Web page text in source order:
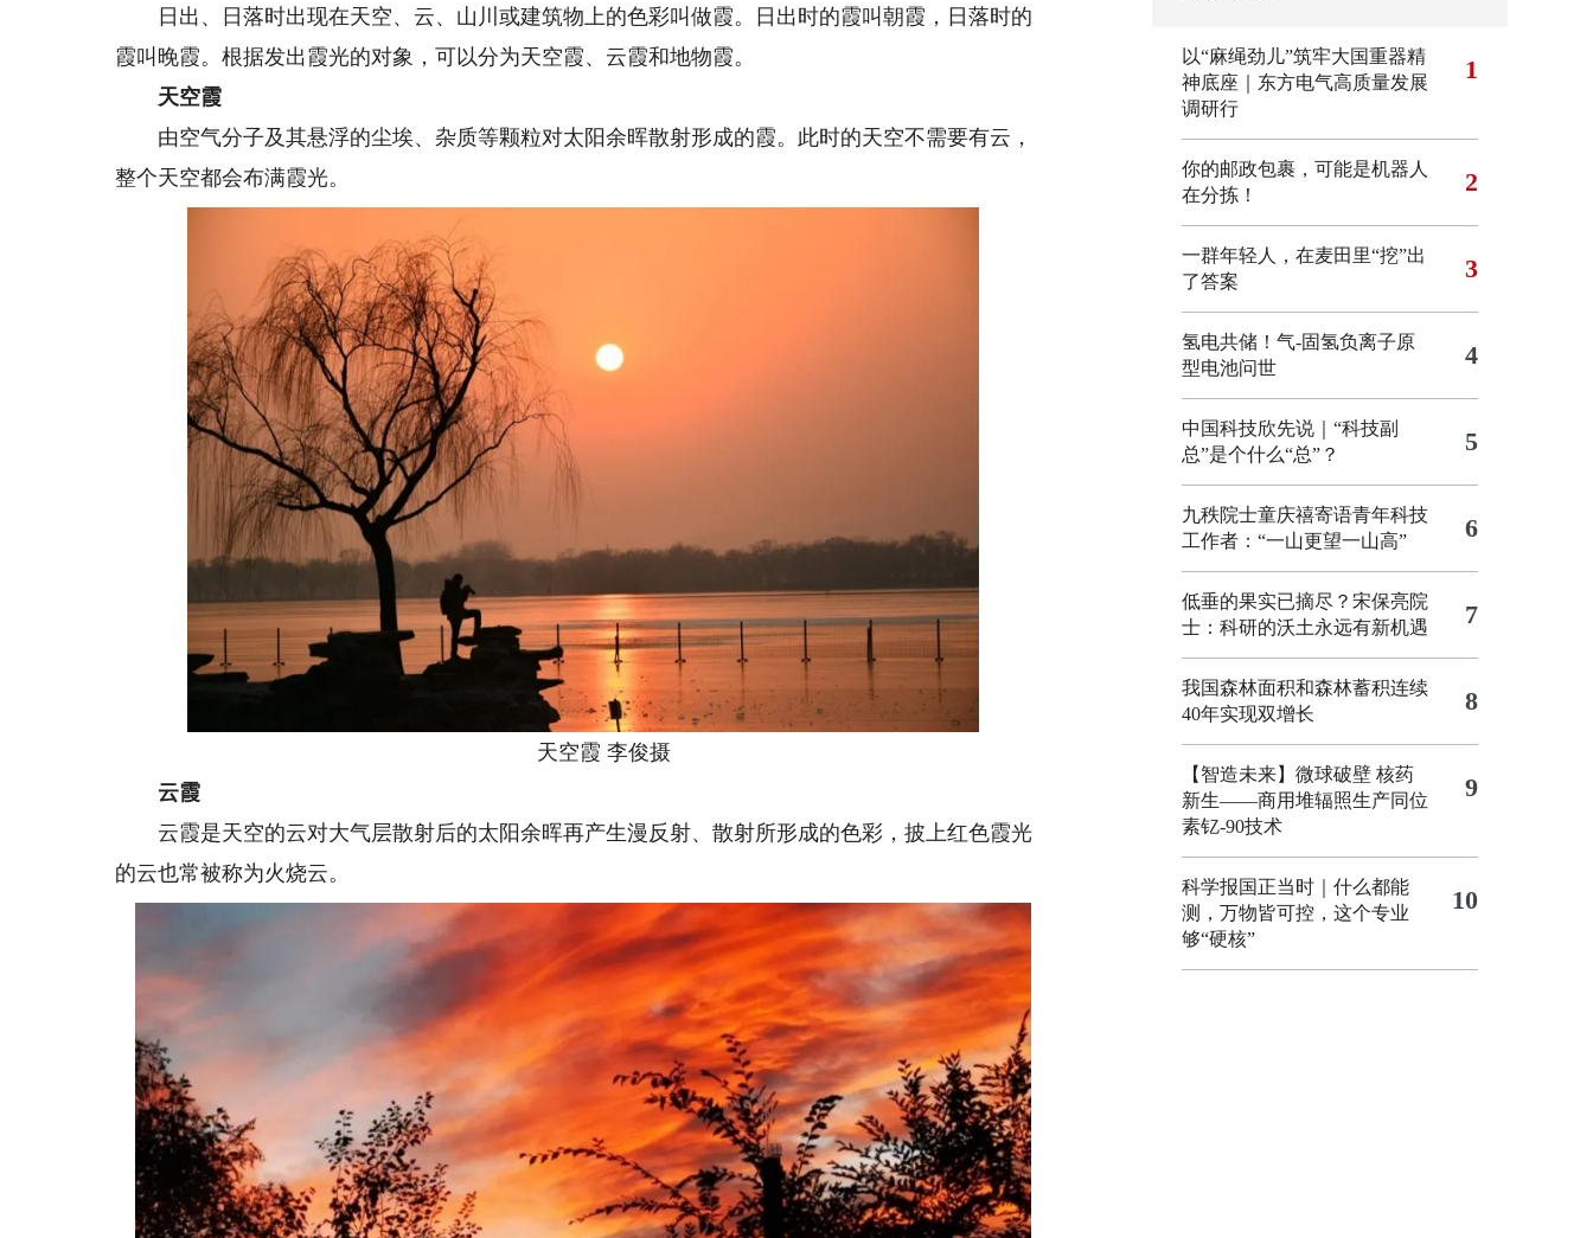
日出、日落时出现在天空、云、山川或建筑物上的色彩叫做霞。日出时的霞叫朝霞，日落时的
霞叫晚霞。根据发出霞光的对象，可以分为天空霞、云霞和地物霞。
天空霞
由空气分子及其悬浮的尘埃、杂质等颗粒对太阳余晖散射形成的霞。此时的天空不需要有云，
整个天空都会布满霞光。
天空霞 李俊摄
云霞
云霞是天空的云对大气层散射后的太阳余晖再产生漫反射、散射所形成的色彩，披上红色霞光
的云也常被称为火烧云。
以“麻绳劲儿”筑牢大国重器精
神底座｜东方电气高质量发展
调研行
1
你的邮政包裹，可能是机器人
在分拣！
2
一群年轻人，在麦田里“挖”出
了答案
3
氢电共储！气-固氢负离子原
型电池问世
4
中国科技欣先说｜“科技副
总”是个什么“总”？
5
九秩院士童庆禧寄语青年科技
工作者：“一山更望一山高”
6
低垂的果实已摘尽？宋保亮院
士：科研的沃土永远有新机遇
7
我国森林面积和森林蓄积连续
40年实现双增长
8
【智造未来】微球破壁 核药
新生——商用堆辐照生产同位
素钇-90技术
9
科学报国正当时｜什么都能
测，万物皆可控，这个专业
够“硬核”
10